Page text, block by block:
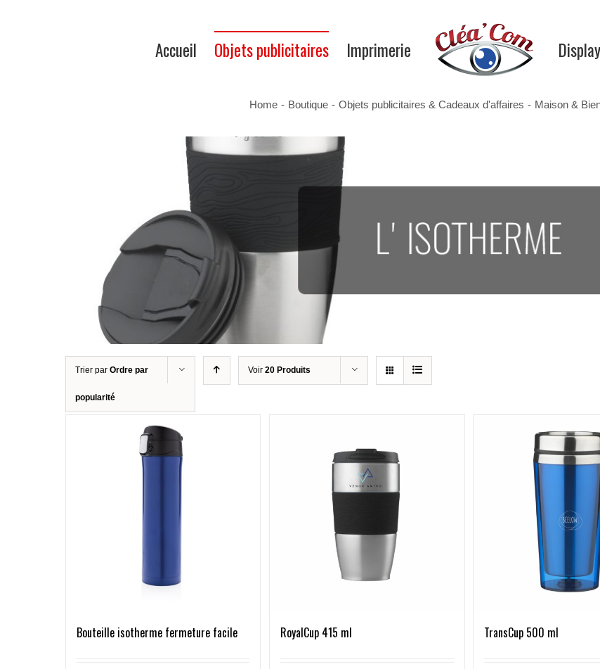
Accueil Objets publicitaires Imprimerie
Home - Boutique - Objets publicitaires & Cadeaux d'affaires - Maison &
Trier par Ordre par
popularité
Voir 20 Produits
Bouteille isotherme fermeture facile RoyalCup 415 ml TransCup 500 ml